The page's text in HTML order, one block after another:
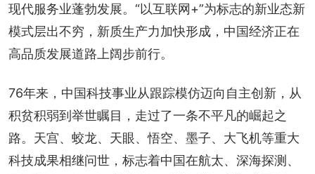
现代服务业蓬勃发展。“以互联网+”为标志的新业态新
模式层出不穷，新质生产力加快形成，中国经济正在
高品质发展道路上阔步前行。
76年来，中国科技事业从跟踪模仿迈向自主创新，从
积贫积弱到举世瞩目，走过了一条不平凡的崛起之
路。天宫、蛟龙、天眼、悟空、墨子、大飞机等重大
科技成果相继问世，标志着中国在航太、深海探测、